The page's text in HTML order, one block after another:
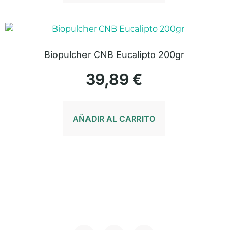
Biopulcher CNB Eucalipto 200gr
39,89 €
AÑADIR AL CARRITO